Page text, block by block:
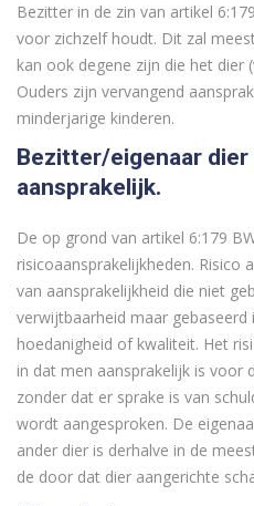
Bezitter in de zin van artikel
voor zichzelf houdt. Dit zal
kan ook degene zijn die het dier
Ouders zijn vervangend
minderjarige kinderen.
Bezitter/eigenaar dier
aansprakelijk.
De op grond van artikel 6:179
risicoaansprakelijkheden. Risico
van aansprakelijkheid die niet
verwijtbaarheid maar gebaseerd
hoedanigheid of kwaliteit. Het
in dat men aansprakelijk is voor
zonder dat er sprake is van
wordt aangesproken. De
ander dier is derhalve in de
de door dat dier aangerichte